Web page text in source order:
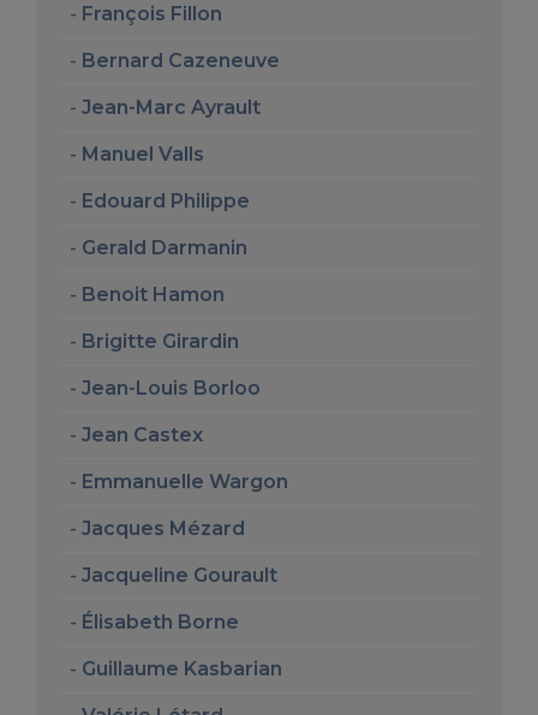
François Fillon
Bernard Cazeneuve
Jean-Marc Ayrault
Manuel Valls
Edouard Philippe
Gerald Darmanin
Benoit Hamon
Brigitte Girardin
Jean-Louis Borloo
Jean Castex
Emmanuelle Wargon
Jacques Mézard
Jacqueline Gourault
Élisabeth Borne
Guillaume Kasbarian